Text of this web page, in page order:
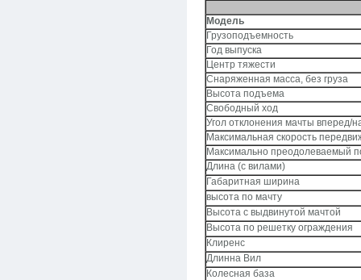
Модель
Грузоподъемность
Год выпуска
Центр тяжести
Снаряженная масса, без груза
Высота подъема
Свободный ход
Угол отклонения мачты вперед/
Максимальная скорость
Максимально преодолеваемый
Длина (с вилами)
Габаритная ширина
высота по мачту
Высота с выдвинутой мачтой
Высота по решетку ограждения
Клиренс
Длинна Вил
Колесная база